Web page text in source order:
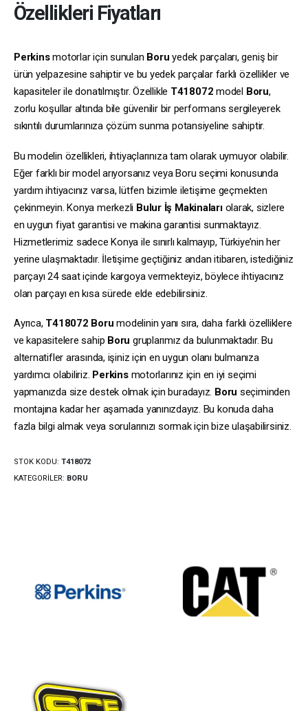
Özellikleri Fiyatları
Perkinsmotorlar için sunulan Boru yedek parçaları, geniş bir
ürün yelpazesine sahiptir ve bu yedek parçalar farklı özellikler ve
kapasiteler ile donatılmıştır. Özellikle T418072 model Boru,
zorlu koşullar altında bile güvenilir bir performans sergileyerek
sıkıntılı durumlarınıza çözüm sunma potansiyeline sahiptir.
Bu modelin özellikleri, ihtiyaçlarınıza tam olarak uymuyor olabilir.
Eğer farklı bir model arıyorsanız veya Boru seçimi konusunda
yardım ihtiyacınız varsa, lütfen bizimle iletişime geçmekten
çekinmeyin. Konya merkezli Bulur İş Makinalarıolarak, sizlere
en uygun fiyat garantisi ve makina garantisi sunmaktayız.
Hizmetlerimiz sadece Konya ile sınırlı kalmayıp, Türkiye’nin her
yerine ulaşmaktadır. İletişime geçtiğiniz andan itibaren, istediğiniz
parçayı 24 saat içinde kargoya vermekteyiz, böylece ihtiyacınız
olan parçayı en kısa sürede elde edebilirsiniz.
Ayrıca, T418072 Boru modelinin yanı sıra, daha farklı özelliklere
ve kapasitelere sahip Boru gruplarımız da bulunmaktadır. Bu
alternatifler arasında, işiniz için en uygun olanı bulmanıza
yardımcı olabiliriz. Perkinsmotorlarınız için en iyi seçimi
yapmanızda size destek olmak için buradayız. Boru seçiminden
montajına kadar her aşamada yanınızdayız. Bu konuda daha
fazla bilgi almak veya sorularınızı sormak için bize ulaşabilirsiniz.
STOK KODU: T418072
KATEGORILER: BORU